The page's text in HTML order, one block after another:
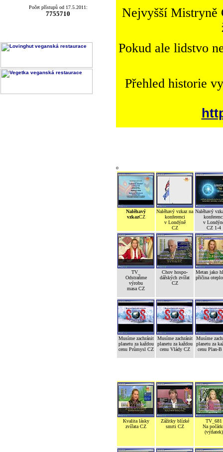
Počet přístupů od 17.5.2011:
7755710
Nejvyšší Mistryně
Pokud ale lidstvo
Přehled historie
o
Naléhavý
vzkazCZ
Naléhavý vzkaz na
konferenci
v Londýně
CZ
Naléhavý
v
CZ 1-4
TV_
Odstraňme
výrobu
masa CZ
Chov hospo-
dářských zvířat
CZ
Metan jako
přičina
Musíme zachránit
planetu za každou
cenu Průmysl CZ
Musíme zachránit
planetu za každou
cenu Vlády CZ
Musíme
planetu za
cenu Plan-
Kvalita lásky
zvířata CZ
Zážitky blízké
smrti CZ
TV_681
Na
(výňatek)